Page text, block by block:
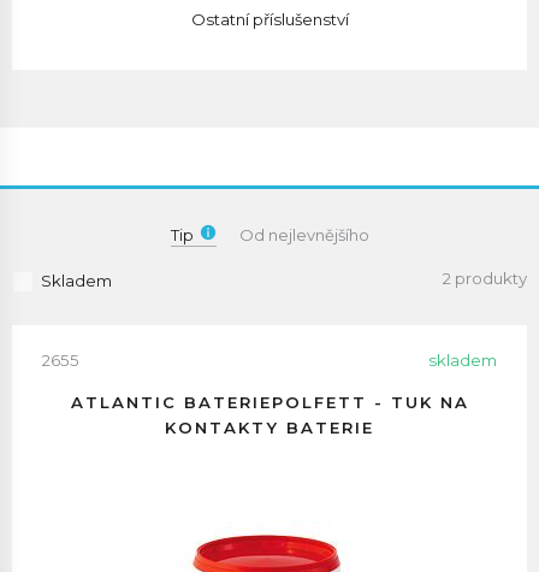
Ostatní příslušenství
Tip Od nejlevnějšího
Skladem 2 produkty
2655 skladem
ATLANTIC BATERIEPOLFETT - TUK NA
KONTAKTY BATERIE